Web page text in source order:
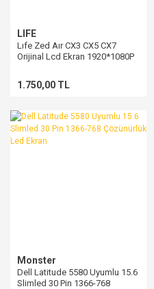
LIFE
Lıfe Zed Aır CX3 CX5 CX7
Orijinal Lcd Ekran 1920*1080P
1.750,00 TL
Monster
Dell Latitude 5580 Uyumlu 15.6
Slimled 30 Pin 1366-768